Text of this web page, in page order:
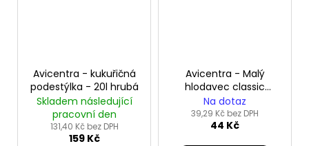
Avicentra - kukuřičná
podestýlka - 20l hrubá
Skladem následující
pracovní den
131,40 Kč bez DPH
159 Kč
Avicentra - Malý
hlodavec classic
menu - 1 kg
Na dotaz
39,29 Kč bez DPH
44 Kč